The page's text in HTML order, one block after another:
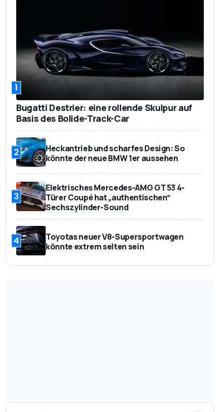
1
Bugatti Destrier: eine rollende Skulpur auf
Basis des Bolide-Track-Car
2
Heckantrieb und scharfes Design: So
könnte der neue BMW 1er aussehen
3
Elektrisches Mercedes-AMG GT 53 4-
Türer Coupé hat „authentischen“
Sechszylinder-Sound
4
Toyotas neuer V8-Supersportwagen
könnte extrem selten sein